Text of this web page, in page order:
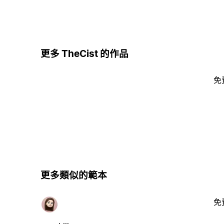
更多 TheCist 的作品
免
更多類似的範本
免